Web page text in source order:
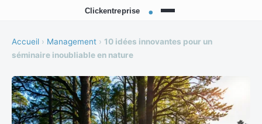
Accueil › Management › 10 idées innovantes pour un
séminaire inoubliable en nature